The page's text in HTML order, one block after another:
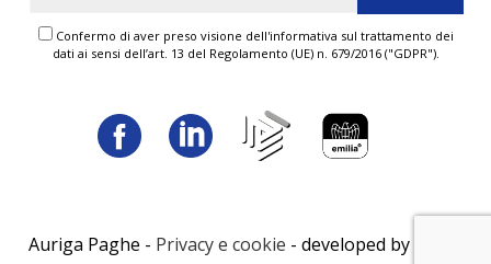
Confermo di aver preso visione dell'informativa sul trattamento dei
dati ai sensi dell’art. 13 del Regolamento (UE) n. 679/2016 ("GDPR").
Auriga Paghe - Privacy e cookie - developed by